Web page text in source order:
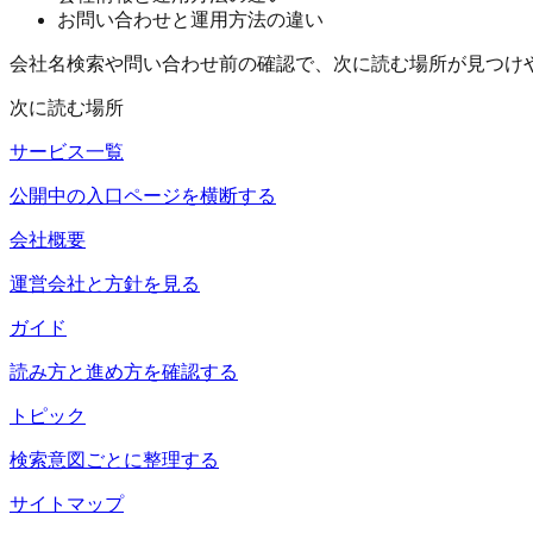
お問い合わせと運用方法の違い
会社名検索や問い合わせ前の確認で、次に読む場所が見つけ
次に読む場所
サービス一覧
公開中の入口ページを横断する
会社概要
運営会社と方針を見る
ガイド
読み方と進め方を確認する
トピック
検索意図ごとに整理する
サイトマップ